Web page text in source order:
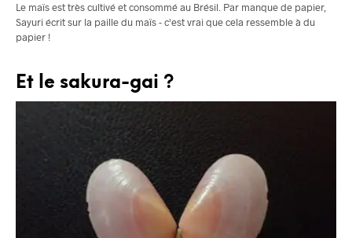
Le maïs est très cultivé et consommé au Brésil. Par manque de papier,
Sayuri écrit sur la paille du maïs - c'est vrai que cela ressemble à du
papier !
Et le sakura-gai ?